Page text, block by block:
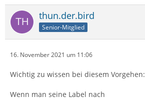
thun.der.bird
Senior-Mitglied
16. November 2021 um 11:06
Wichtig zu wissen bei diesem Vorgehen:
Wenn man seine Label nach